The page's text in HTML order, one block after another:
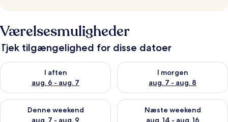
Værelsesmuligheder
Tjek tilgængelighed for disse datoer
I aften
aug. 6 - aug. 7
Tjek tilgængelighed for i aften aug. 6 - aug. 7
I morgen
aug. 7 - aug. 8
Tjek tilgængelighed for i
Denne weekend
aug. 7 - aug. 9
Tjek tilgængelighed for denne weekend aug. 7 - aug. 9
Næste weekend
aug. 14 - aug. 16
Tjek tilgængelighed for næste